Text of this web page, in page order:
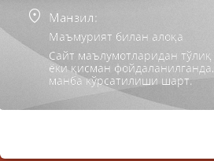
Манзил:
Маъмурият билан алоқа
Сайт маълумотларидан тўлиқ
ёки қисман фойдаланилганда,
манба кўрсатилиши шарт.